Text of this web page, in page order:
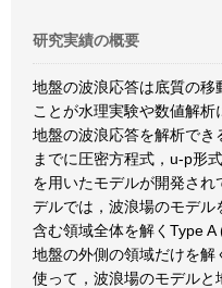
研究実績の概要
地盤の波浪応答は底質の移
ことが水理実験や数値解析
地盤の波浪応答を解析で
までに圧密方程式，u-p形
を用いたモデルが開発さ
デルでは，波浪場のモデル
含む領域全体を解くType
地盤の外側の領域だけを解
使って，波浪場のモデルと